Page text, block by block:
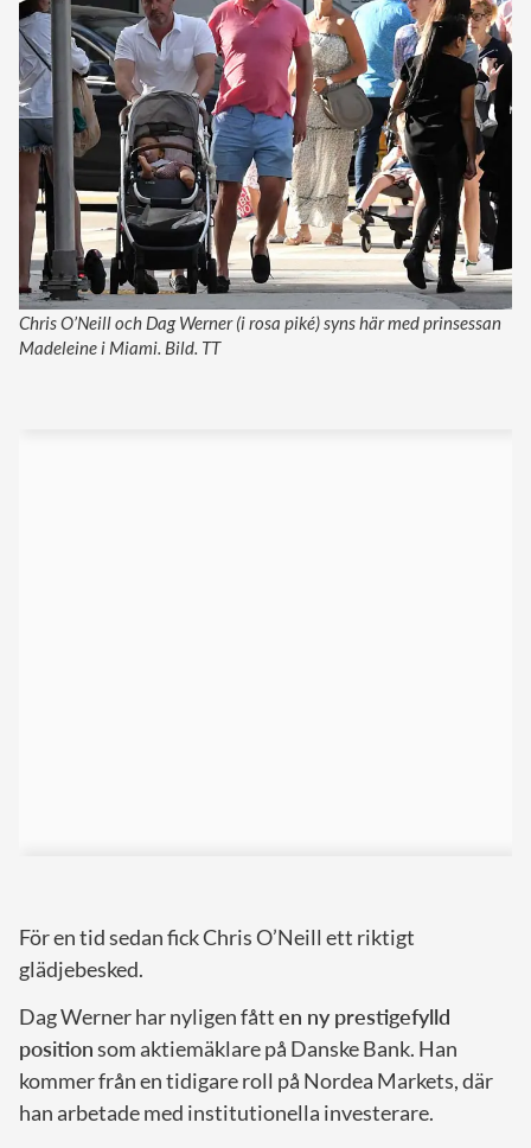
Chris O’Neill och Dag Werner (i rosa piké) syns här med prinsessan
Madeleine i Miami. Bild. TT
För en tid sedan fick Chris O’Neill ett riktigt
glädjebesked.
Dag Werner har nyligen fåtten ny prestigefylld
positionsom aktiemäklare på Danske Bank. Han
kommer från en tidigare roll på Nordea Markets, där
han arbetade med institutionella investerare.